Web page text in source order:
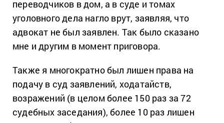
переводчиков в дом, а в суде и томах
уголовного дела нагло врут, заявляя, что
адвокат не был заявлен. Так было сказано
мне и другим в момент приговора.
Также я многократно был лишен права на
подачу в суд заявлений, ходатайств,
возражений (в целом более 150 раз за 72
судебных заседания), более 10 раз лишен